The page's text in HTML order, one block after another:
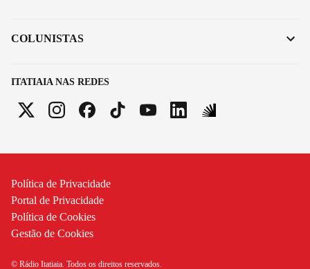
ITATIAIA NAS REDES
COLUNISTAS
Política de Privacidade
Portal de Privacidade
Política de Cookies
Gestão de Cookies
© Rádio Itatiaia. Todos os direitos reservados.